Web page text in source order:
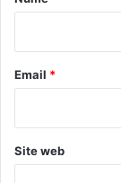
*
Email *
Site web